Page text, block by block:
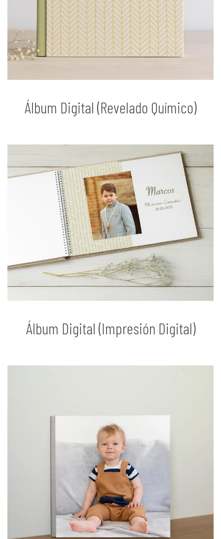
Álbum Digital (Revelado Químico)
Álbum Digital (Impresión Digital)